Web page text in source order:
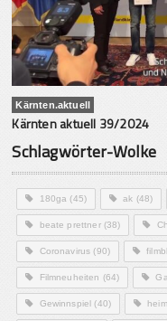
Kärnten.aktuell
Kärnten aktuell 39/2024
Schlagwörter-Wolke
180ga (45) ak (48)
beate prettner(38)
Coronavirus (90)
Filmneuheiten (64)
Gewinnspiel (40)